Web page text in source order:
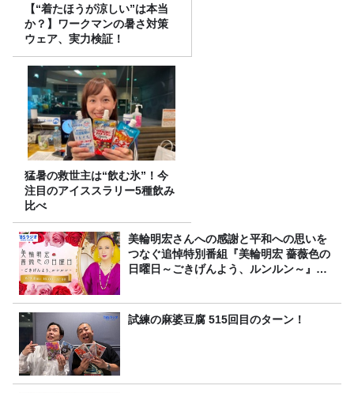
【“着たほうが涼しい”は本当
か？】ワークマンの暑さ対策
ウェア、実力検証！
猛暑の救世主は“飲む氷”！今
注目のアイススラリー5種飲み
比べ
美輪明宏さんへの感謝と平和への思いを
つなぐ追悼特別番組『美輪明宏 薔薇色の
日曜日～ごきげんよう、ルンルン～』
試練の麻婆豆腐 515回目のターン！